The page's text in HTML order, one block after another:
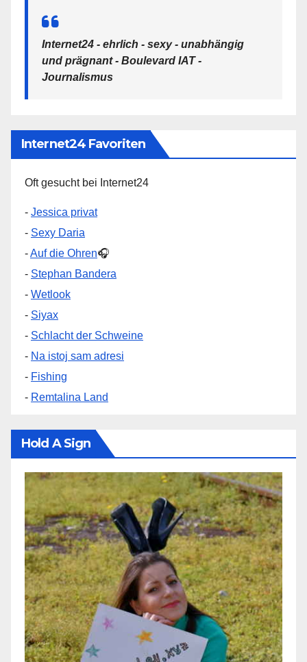
Internet24 - ehrlich - sexy - unabhängig
und prägnant - Boulevard IAT -
Journalismus
Internet24 Favoriten
Oft gesucht bei Internet24
- Jessica privat
- Sexy Daria
-Auf die Ohren🎧
- Stephan Bandera
- Wetlook
- Siyax
- Schlacht der Schweine
- Na istoj sam adresi
- Fishing
- Remtalina Land
Hold A Sign